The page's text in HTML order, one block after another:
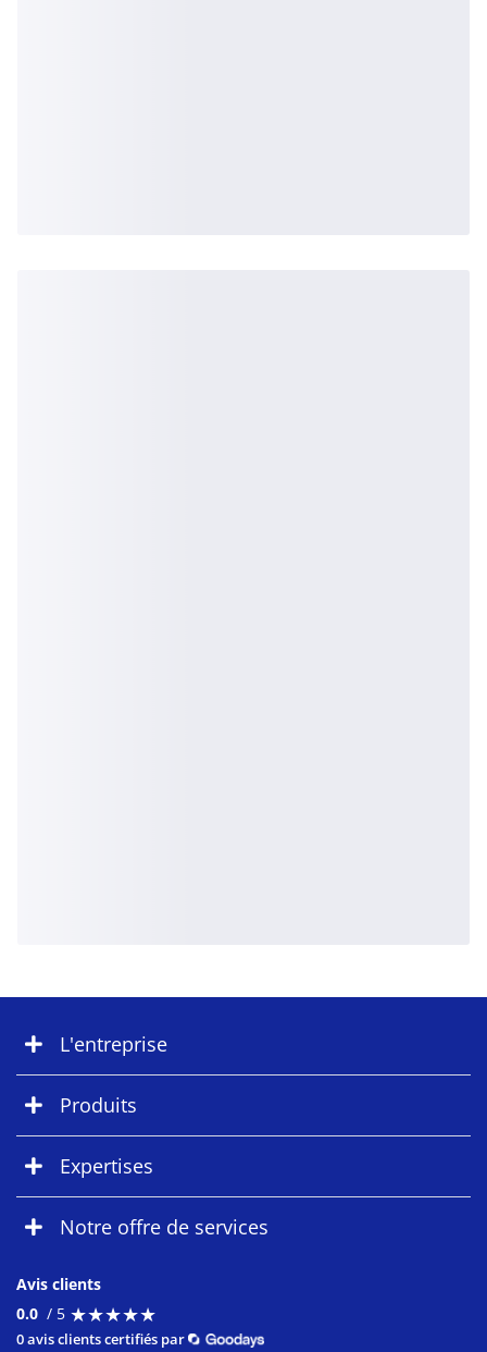
L'entreprise
Produits
Expertises
Notre offre de services
Avis clients
0.0 / 5 ★★★★★
★★★★★
0 avis clients certifiés par